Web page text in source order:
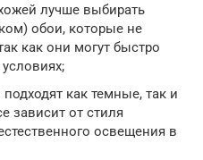
лучше выбирать
обои, которые не
как они могут быстро
как темные, так и
зависит от стиля
освещения в